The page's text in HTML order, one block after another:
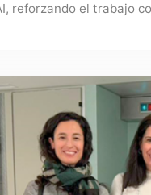
reforzando el trabajo